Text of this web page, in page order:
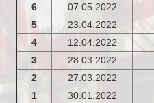
6
07.05.2022
5
23.04.2022
4
12.04.2022
3
28.03.2022
2
27.03.2022
1
30.01.2022